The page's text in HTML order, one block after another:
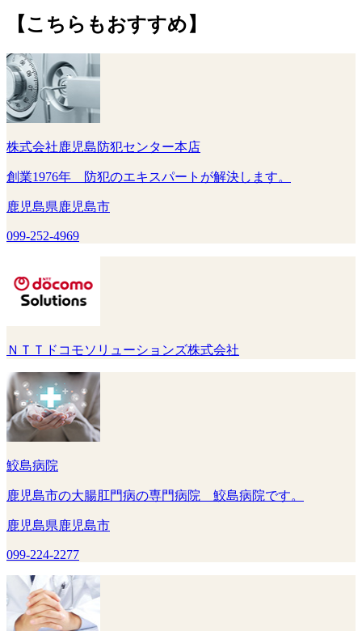
【こちらもおすすめ】
株式会社鹿児島防犯センター本店
創業1976年 防犯のエキスパートが解決します。
鹿児島県鹿児島市
099-252-4969
ＮＴＴドコモソリューションズ株式会社
鮫島病院
鹿児島市の大腸肛門病の専門病院 鮫島病院です。
鹿児島県鹿児島市
099-224-2277